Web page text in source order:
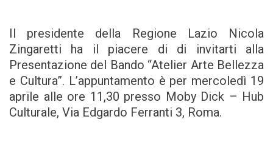
Il presidente della Regione Lazio Nicola
Zingaretti ha il piacere di di invitarti alla
Presentazione del Bando “Atelier Arte Bellezza
e Cultura”. L’appuntamento è per mercoledì 19
aprile alle ore 11,30 presso Moby Dick – Hub
Culturale, Via Edgardo Ferranti 3, Roma.